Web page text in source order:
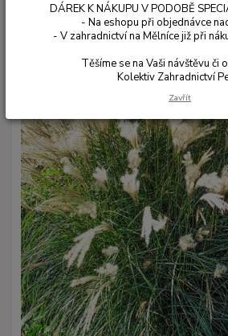
DÁREK K NÁKUPU V PODOBĚ
- Na eshopu při objednávce
- V zahradnictví na Mělníce již při
Těšíme se na Vaši návštěvu či
Kolektiv Zahradnictví
Zavřít